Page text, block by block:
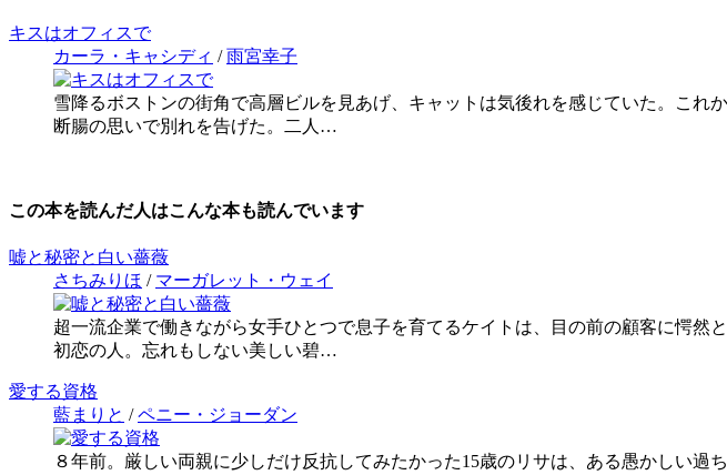
キスはオフィスで
カーラ・キャシディ /雨宮幸子
雪降るボストンの街角で高層ビルを見あげ、キャットは気後れを感じていた。こ
断腸の思いで別れを告げた。二人…
この本を読んだ人はこんな本も読んでいます
嘘と秘密と白い薔薇
さちみりほ / マーガレット・ウェイ
超一流企業で働きながら女手ひとつで息子を育てるケイトは、目の前の顧客に愕然
初恋の人。忘れもしない美しい碧…
愛する資格
藍まりと /ペニー・ジョーダン
８年前。厳しい両親に少しだけ反抗してみたかった15歳のリサは、ある愚かしい